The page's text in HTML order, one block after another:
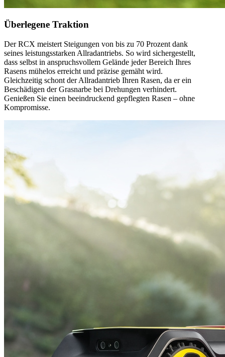
Überlegene Traktion
Der RCX meistert Steigungen von bis zu 70 Prozent dank
seines leistungsstarken Allradantriebs. So wird sichergestellt,
dass selbst in anspruchsvollem Gelände jeder Bereich Ihres
Rasens mühelos erreicht und präzise gemäht wird.
Gleichzeitig schont der Allradantrieb Ihren Rasen, da er ein
Beschädigen der Grasnarbe bei Drehungen verhindert.
Genießen Sie einen beeindruckend gepflegten Rasen – ohne
Kompromisse.